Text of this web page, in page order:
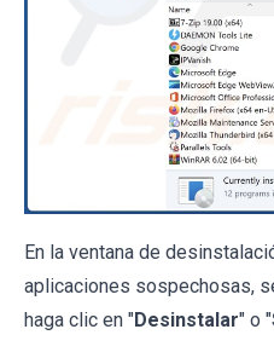
En la ventana de
aplicaciones sospechosas,
haga clic en "Desinstalar" o "